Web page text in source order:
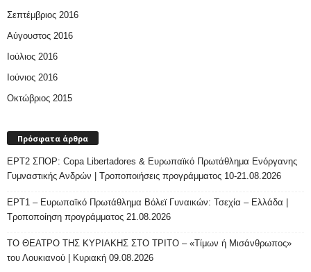
Σεπτέμβριος 2016
Αύγουστος 2016
Ιούλιος 2016
Ιούνιος 2016
Οκτώβριος 2015
Πρόσφατα άρθρα
ΕΡΤ2 ΣΠΟΡ: Copa Libertadores & Ευρωπαϊκό Πρωτάθλημα Ενόργανης
Γυμναστικής Ανδρών | Τροποποιήσεις προγράμματος 10-21.08.2026
ΕΡΤ1 – Ευρωπαϊκό Πρωτάθλημα Βόλεϊ Γυναικών: Τσεχία – Ελλάδα |
Τροποποίηση προγράμματος 21.08.2026
ΤΟ ΘΕΑΤΡΟ ΤΗΣ ΚΥΡΙΑΚΗΣ ΣΤΟ ΤΡΙΤΟ – «Τίμων ή Μισάνθρωπος»
του Λουκιανού | Κυριακή 09.08.2026